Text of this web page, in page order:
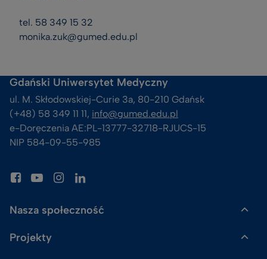
tel. 58 349 15 32
monika.zuk@gumed.edu.pl
Gdański Uniwersytet Medyczny
ul. M. Skłodowskiej-Curie 3a, 80-210 Gdańsk
(+48) 58 349 11 11, info@gumed.edu.pl
e-Doręczenia AE:PL-13777-32718-RJUCS-15
NIP 584-09-55-985
Nasza społeczność
Gazeta GUMed
Projekty